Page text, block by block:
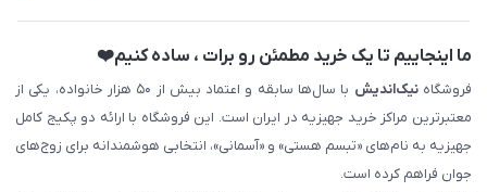
ما اینجاییم تا یک خرید مطمئن رو برات ، ساده کنیم❤️
فروشگاهنیک‌اندیش
با سال‌ها سابقه و اعتماد بیش از ۵۰ هزار خانواده، یکی از
معتبرترین مراکز خرید جهیزیه در ایران است. این فروشگاه با ارائه دو پکیج کامل
جهیزیه به نام‌های «تبسم هستی» و «آسمانی»، انتخابی هوشمندانه برای زوج‌های
جوان فراهم کرده است.